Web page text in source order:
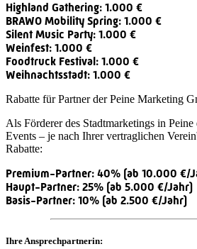
Highland Gathering: 1.000 €
BRAWO Mobility Spring: 1.000 €
Silent Music Party: 1.000 €
Weinfest: 1.000 €
Foodtruck Festival: 1.000 €
Weihnachtsstadt: 1.000 €
Rabatte für Partner der Peine Marketing
Als Förderer des Stadtmarketings in
Events – je nach Ihrer vertraglichen
Rabatte:
Premium-Partner: 40% (ab 10.000 €/
Haupt-Partner: 25% (ab 5.000 €/Jahr)
Basis-Partner: 10% (ab 2.500 €/Jahr)
Ihre Ansprechpartnerin: